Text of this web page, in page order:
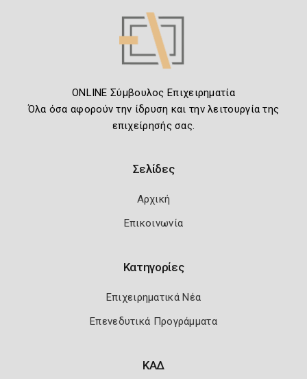
ONLINE Σύμβουλος Επιχειρηματία
Όλα όσα αφορούν την ίδρυση και την λειτουργία της
επιχείρησής σας.
Σελίδες
Αρχική
Επικοινωνία
Κατηγορίες
Επιχειρηματικά Νέα
Επενεδυτικά Προγράμματα
ΚΑΔ